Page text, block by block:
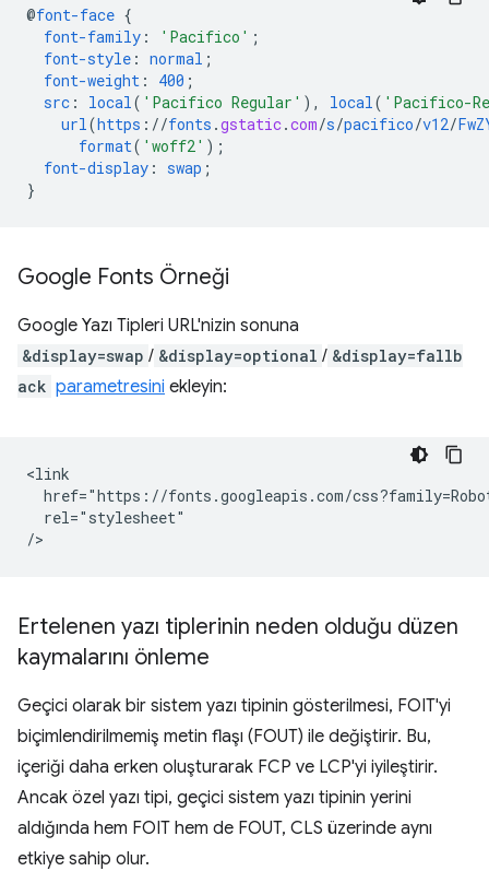
@font-face {
font-family : 'Pacifico' ;
font-style : normal ;
font-weight : 400 ;
src : local ( 'Pacifico Regular' ), local ( 'Pacifico-
url (https ://fonts .gstatic.com/s/pacifico/v12/
format( 'woff2' );
font-display : swap ;
}
Google Fonts Örneği
Google Yazı Tipleri URL'nizin sonuna
&display=swap / &display=optional / &display=fallb
ack parametresini ekleyin:
<link
href="https://fonts.googleapis.com/
  rel="stylesheet"
Ertelenen yazı tiplerinin neden olduğu düzen
kaymalarını önleme
Geçici olarak bir sistem yazı tipinin gösterilmesi, FOIT'yi
biçimlendirilmemiş metin flaşı (FOUT) ile değiştirir. Bu,
içeriği daha erken oluşturarak FCP ve LCP'yi iyileştirir.
Ancak özel yazı tipi, geçici sistem yazı tipinin yerini
aldığında hem FOIT hem de FOUT, CLS üzerinde aynı
etkiye sahip olur.